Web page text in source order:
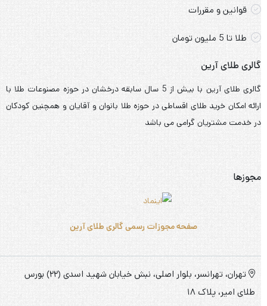
قوانین و مقررات
طلا تا 5 ملیون تومان
گالری طلای آرین
گالری طلای آرین با بیش از 5 سال سابقه درخشان در حوزه مصنوعات طلا با
ارائه امکان خرید طلای اقساطی در حوزه طلا بانوان و آقایان و همچنین کودکان
در خدمت مشتریان گرامی می باشد
مجوزها
صفحه مجوزات رسمی گالری طلای آرین
تهران، تهرانسر، بلوار اصلی، نبش خیابان شهید اسدی (22) بورس
طلای امیر، پلاک 18